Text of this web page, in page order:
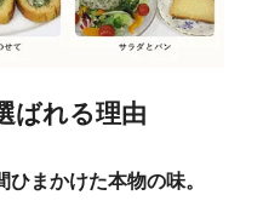
ばれる理由
まかけた本物の味。